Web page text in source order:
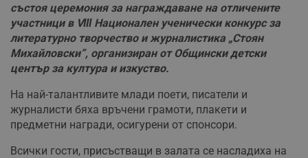
състоя церемония за награждаване на отличените
участници в VІІІ Национален ученически конкурс за
литературно творчество и журналистика „Стоян
Михайловски”, организиран от Общински детски
център за култура и изкуство.
На най-талантливите млади поети, писатели и
журналисти бяха връчени грамоти, плакети и
предметни награди, осигурени от спонсори.
Всички гости, присъстващи в залата се насладиха на